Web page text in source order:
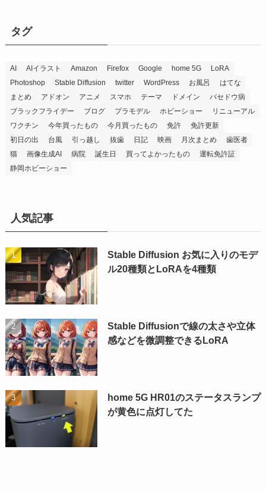
タグ
AI AIイラスト Amazon Firefox Google home 5G
LoRA
Photoshop
Stable Diffusion twitter WordPress お風呂
はてな
まとめ
アドオン アニメ スマホ テーマ ドメイン
バセドウ病
ブラックフライデー
ブログ プラモデル ホビーショー
リニューアル
ワクチン
今年買ったもの 今月買ったもの 免許
免許更新
初日の出
台風 引っ越し 抜歯 日記 映画 月次まとめ
歯医者
猫
画像生成AI 病院 誕生日 買ってよかったもの
運転免許証
静岡ホビーショー
人気記事
Stable Diffusion お気に入りのモデ
ル20種類とLoRAを4種類
Stable Diffusionで線の太さや立体
感などを微調整できるLoRA
home 5G HR01のステータスランプ
が黄色に点灯してた